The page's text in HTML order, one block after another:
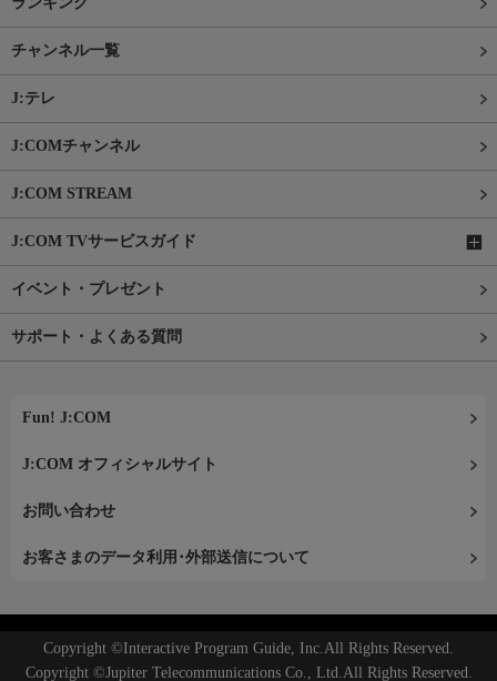
チャンネル一覧
J:テレ
J:COMチャンネル
J:COM STREAM
J:COM TVサービスガイド
イベント・プレゼント
サポート・よくある質問
Fun! J:COM
J:COM オフィシャルサイト
お問い合わせ
お客さまのデータ利用･外部送信について
Copyright ©Interactive Program Guide, Inc.All Rights Reserved.
Copyright ©Jupiter Telecommunications Co., Ltd.All Rights Reserved.